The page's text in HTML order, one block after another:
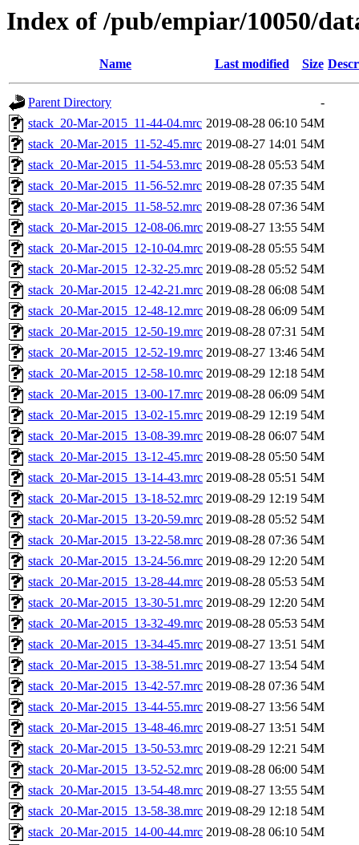
Index of /pub/empiar/10050/
Name Last modified Size
Parent Directory
-
stack_20-Mar-2015_11-44-04.mrc 2019-08-28 06:10 54M
stack_20-Mar-2015_11-52-45.mrc 2019-08-27 14:01 54M
stack_20-Mar-2015_11-54-53.mrc 2019-08-28 05:53 54M
stack_20-Mar-2015_11-56-52.mrc 2019-08-28 07:35 54M
stack_20-Mar-2015_11-58-52.mrc 2019-08-28 07:36 54M
stack_20-Mar-2015_12-08-06.mrc 2019-08-27 13:55 54M
stack_20-Mar-2015_12-10-04.mrc 2019-08-28 05:55 54M
stack_20-Mar-2015_12-32-25.mrc 2019-08-28 05:52 54M
stack_20-Mar-2015_12-42-21.mrc 2019-08-28 06:08 54M
stack_20-Mar-2015_12-48-12.mrc 2019-08-28 06:09 54M
stack_20-Mar-2015_12-50-19.mrc 2019-08-28 07:31 54M
stack_20-Mar-2015_12-52-19.mrc 2019-08-27 13:46 54M
stack_20-Mar-2015_12-58-10.mrc 2019-08-29 12:18 54M
stack_20-Mar-2015_13-00-17.mrc 2019-08-28 06:09 54M
stack_20-Mar-2015_13-02-15.mrc 2019-08-29 12:19 54M
stack_20-Mar-2015_13-08-39.mrc 2019-08-28 06:07 54M
stack_20-Mar-2015_13-12-45.mrc 2019-08-28 05:50 54M
stack_20-Mar-2015_13-14-43.mrc 2019-08-28 05:51 54M
stack_20-Mar-2015_13-18-52.mrc 2019-08-29 12:19 54M
stack_20-Mar-2015_13-20-59.mrc 2019-08-28 05:52 54M
stack_20-Mar-2015_13-22-58.mrc 2019-08-28 07:36 54M
stack_20-Mar-2015_13-24-56.mrc 2019-08-29 12:20 54M
stack_20-Mar-2015_13-28-44.mrc 2019-08-28 05:53 54M
stack_20-Mar-2015_13-30-51.mrc 2019-08-29 12:20 54M
stack_20-Mar-2015_13-32-49.mrc 2019-08-28 05:53 54M
stack_20-Mar-2015_13-34-45.mrc 2019-08-27 13:51 54M
stack_20-Mar-2015_13-38-51.mrc 2019-08-27 13:54 54M
stack_20-Mar-2015_13-42-57.mrc 2019-08-28 07:36 54M
stack_20-Mar-2015_13-44-55.mrc 2019-08-27 13:56 54M
stack_20-Mar-2015_13-48-46.mrc 2019-08-27 13:51 54M
stack_20-Mar-2015_13-50-53.mrc 2019-08-29 12:21 54M
stack_20-Mar-2015_13-52-52.mrc 2019-08-28 06:00 54M
stack_20-Mar-2015_13-54-48.mrc 2019-08-27 13:55 54M
stack_20-Mar-2015_13-58-38.mrc 2019-08-29 12:18 54M
stack_20-Mar-2015_14-00-44.mrc 2019-08-28 06:10 54M